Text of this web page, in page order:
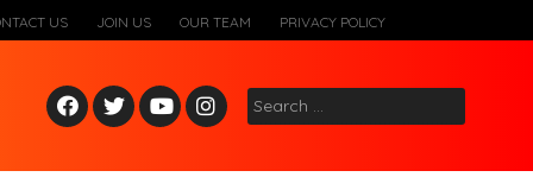
US JOIN US OUR TEAM PRIVACY POLICY
Fac
ebo
Twitt
er
Yout
ube
Inst
agr
Search
for: